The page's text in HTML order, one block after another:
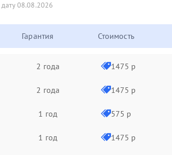
08.08.2026
Гарантия Стоимость
2 года 1475 р
2 года 1475 р
1 год 575 р
1 год 1475 р